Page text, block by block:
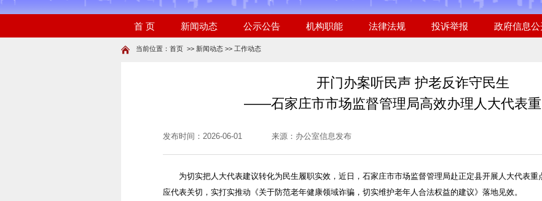
当前位置： 首页>> 新闻动态>> 工作动态
开门办案听民声 护老反诈守民生
——石家庄市市场监督管理局高效办理人大代表
发布时间：2026-06-01 来源：办公室信息发布
为切实把人大代表建议转化为民生履职实效，近日，石家庄市市场监督管理局赴正定县开展人大代表重
应代表关切，实打实推动《关于防范老年健康领域诈骗，切实维护老年人合法权益的建议》落地见效。